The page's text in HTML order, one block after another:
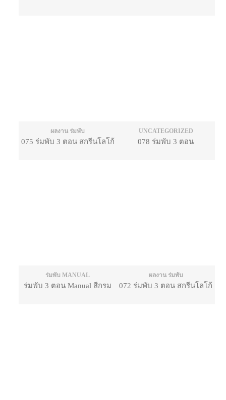
ผลงาน ร่มพับ
075 ร่มพับ 3 ตอน สกรีนโลโก้
UNCATEGORIZED
078 ร่มพับ 3 ตอน
ร่มพับ MANUAL
ร่มพับ 3 ตอน Manual สีกรม
ผลงาน ร่มพับ
072 ร่มพับ 3 ตอน สกรีนโลโก้